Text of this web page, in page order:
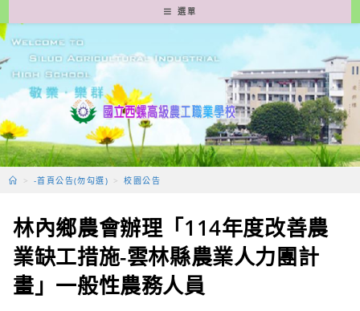
轉
至
要
容
選單
> -首頁公告(勿勾選) > 校園公告
林內鄉農會辦理「114年度改善農
業缺工措施-雲林縣農業人力團計
畫」一般性農務人員